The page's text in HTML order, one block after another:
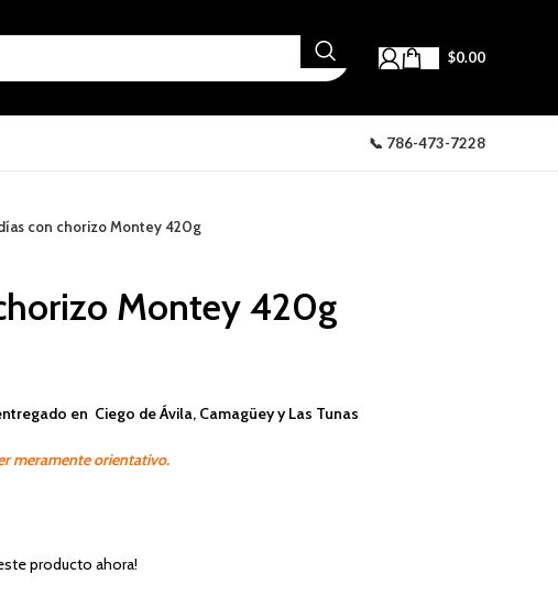
$0.00
📞 786-473-7228
con chorizo Montey 420g
Montey 420g
en Ciego de Ávila, Camagüey y Las Tunas
meramente orientativo.
producto ahora!